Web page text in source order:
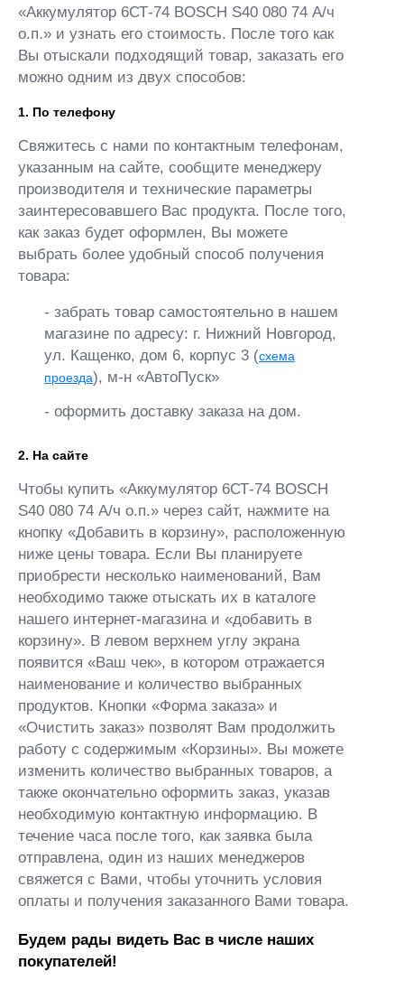
«Аккумулятор 6СТ-74 BOSCH S40 080 74 А/ч
о.п.» и узнать его стоимость. После того как
Вы отыскали подходящий товар, заказать его
можно одним из двух способов:
1. По телефону
Свяжитесь с нами по контактным телефонам,
указанным на сайте, сообщите менеджеру
производителя и технические параметры
заинтересовавшего Вас продукта. После того,
как заказ будет оформлен, Вы можете
выбрать более удобный способ получения
товара:
- забрать товар самостоятельно в нашем
магазине по адресу: г. Нижний Новгород,
ул. Кащенко, дом 6, корпус 3 (схема
проезда), м-н «АвтоПуск»
- оформить доставку заказа на дом.
2. На сайте
Чтобы купить «Аккумулятор 6СТ-74 BOSCH
S40 080 74 А/ч о.п.» через сайт, нажмите на
кнопку «Добавить в корзину», расположенную
ниже цены товара. Если Вы планируете
приобрести несколько наименований, Вам
необходимо также отыскать их в каталоге
нашего интернет-магазина и «добавить в
корзину». В левом верхнем углу экрана
появится «Ваш чек», в котором отражается
наименование и количество выбранных
продуктов. Кнопки «Форма заказа» и
«Очистить заказ» позволят Вам продолжить
работу с содержимым «Корзины». Вы можете
изменить количество выбранных товаров, а
также окончательно оформить заказ, указав
необходимую контактную информацию. В
течение часа после того, как заявка была
отправлена, один из наших менеджеров
свяжется с Вами, чтобы уточнить условия
оплаты и получения заказанного Вами товара.
Будем рады видеть Вас в числе наших
покупателей!